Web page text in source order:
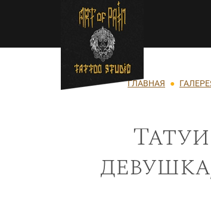
Перейти к основному содержанию
СтрокаГЛАВНАЯ